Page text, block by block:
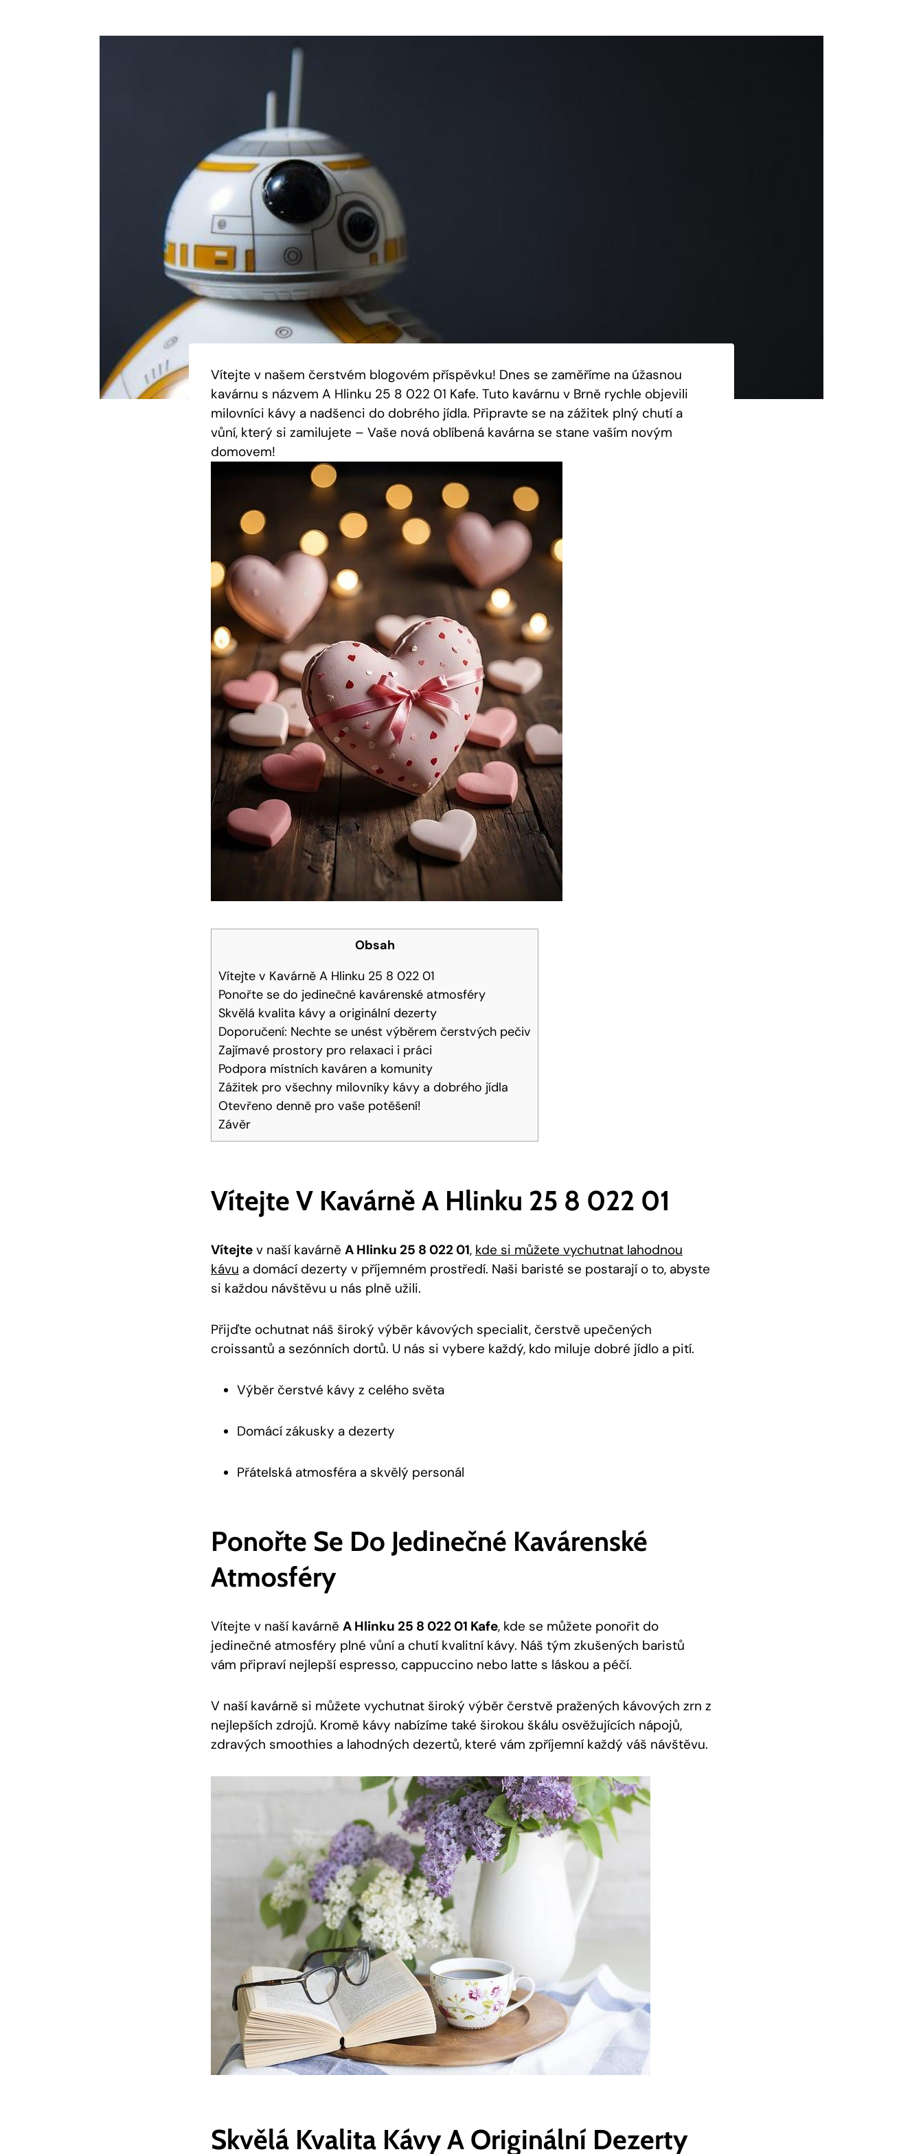
Vítejte v našem čerstvém blogovém příspěvku! Dnes se zaměříme na úžasnou
kavárnu s názvem A Hlinku 25 8 022 01 Kafe. Tuto kavárnu v Brně rychle objevili
milovníci kávy a nadšenci do dobrého jídla. Připravte se na zážitek plný chutí a
vůní, který si zamilujete – Vaše nová oblíbená kavárna se stane vaším novým
domovem!
Obsah
Vítejte v Kavárně A Hlinku 25 8 022 01
Ponořte se do jedinečné kavárenské atmosféry
Skvělá kvalita kávy a originální dezerty
Doporučení: Nechte se unést výběrem čerstvých pečiv
Zajímavé prostory pro relaxaci i práci
Podpora místních kaváren a komunity
Zážitek pro všechny milovníky kávy a dobrého jídla
Otevřeno denně pro vaše potěšení!
Závěr
Vítejte V Kavárně A Hlinku 25 8 022 01
Vítejte v naší kavárně A Hlinku 25 8 022 01, kde si můžete vychutnat lahodnou
kávu a domácí dezerty v příjemném prostředí. Naši baristé se postarají o to, abyste
si každou návštěvu u nás plně užili.
Přijďte ochutnat náš široký výběr kávových specialit, čerstvě upečených
croissantů a sezónních dortů. U nás si vybere každý, kdo miluje dobré jídlo a pití.
Výběr čerstvé kávy z celého světa
Domácí zákusky a dezerty
Přátelská atmosféra a skvělý personál
Ponořte Se Do Jedinečné Kavárenské
Atmosféry
Vítejte v naší kavárně A Hlinku 25 8 022 01 Kafe, kde se můžete ponořit do
jedinečné atmosféry plné vůní a chutí kvalitní kávy. Náš tým zkušených baristů
vám připraví nejlepší espresso, cappuccino nebo latte s láskou a péčí.
V naší kavárně si můžete vychutnat široký výběr čerstvě pražených kávových zrn z
nejlepších zdrojů. Kromě kávy nabízíme také širokou škálu osvěžujících nápojů,
zdravých smoothies a lahodných dezertů, které vám zpříjemní každý váš návštěvu.
Skvělá Kvalita Kávy A Originální Dezerty